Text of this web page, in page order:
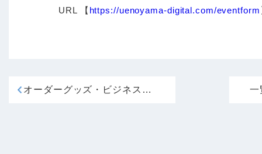
URL 【 https://uenoyama-digital.com/eventform
オーダーグッズ・ビジネスショー2023 出展 一